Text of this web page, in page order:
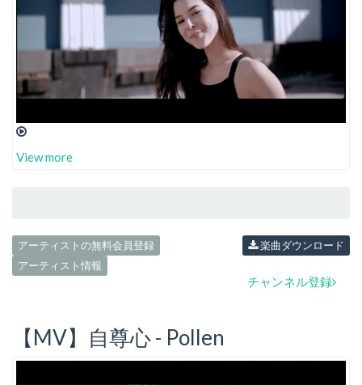
View more
アーティストの無料会員登録
アーティスト情報
楽曲ダウンロード
チャンネル登録
【MV】自尊心 - Pollen